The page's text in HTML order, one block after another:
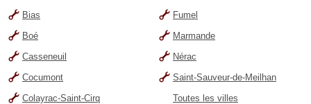
Bias
Boé
Casseneuil
Cocumont
Colayrac-Saint-Cirq
Fumel
Marmande
Nérac
Saint-Sauveur-de-Meilhan
Toutes les villes